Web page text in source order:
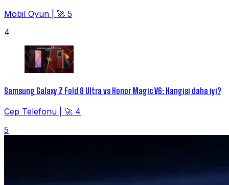
Mobil Oyun
🚀 5
4
Samsung Galaxy Z Fold 8 Ultra vs Honor Magic V6: Hangisi daha iyi?
Cep Telefonu
🚀 4
5